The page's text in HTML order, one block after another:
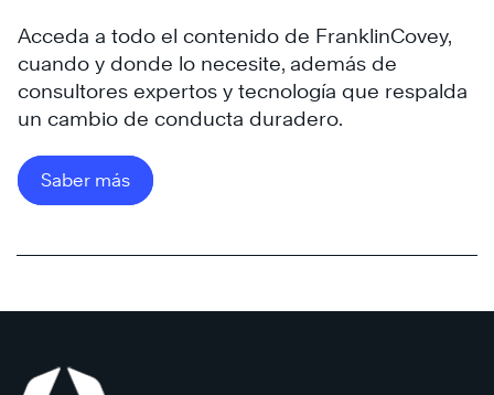
de
las
personas
altamente
Los
Hábitos
las
altamente
Los
7
Hábitos
de
®
Acceda a todo el contenido de FranklinCovey,
cuando y donde lo necesite, además de
consultores expertos y tecnología que respalda
un cambio de conducta duradero.
Saber más